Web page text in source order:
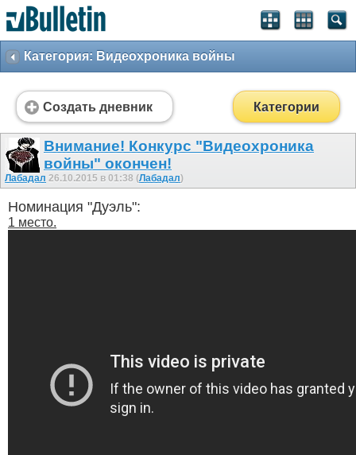
Категория: Видеохроника войны
Создать дневник Категории
Внимание! Конкурс "Видеохроника
войны" окончен!
Лабадал 26.10.2015 в 01:38 (Лабадал)
Номинация "Дуэль":
1 место.